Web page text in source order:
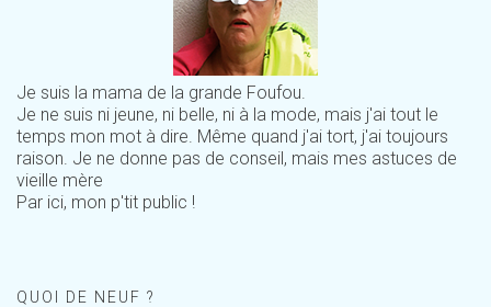
Je suis la mama de la grande Foufou.
Je ne suis ni jeune, ni belle, ni à la mode, mais j'ai tout le
temps mon mot à dire. Même quand j'ai tort, j'ai toujours
raison. Je ne donne pas de conseil, mais mes astuces de
vieille mère
Par ici, mon p'tit public !
QUOI DE NEUF ?